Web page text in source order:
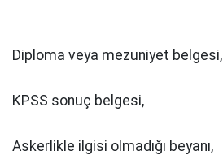
Diploma veya mezuniyet belgesi,
KPSS sonuç belgesi,
Askerlikle ilgisi olmadığı beyanı,